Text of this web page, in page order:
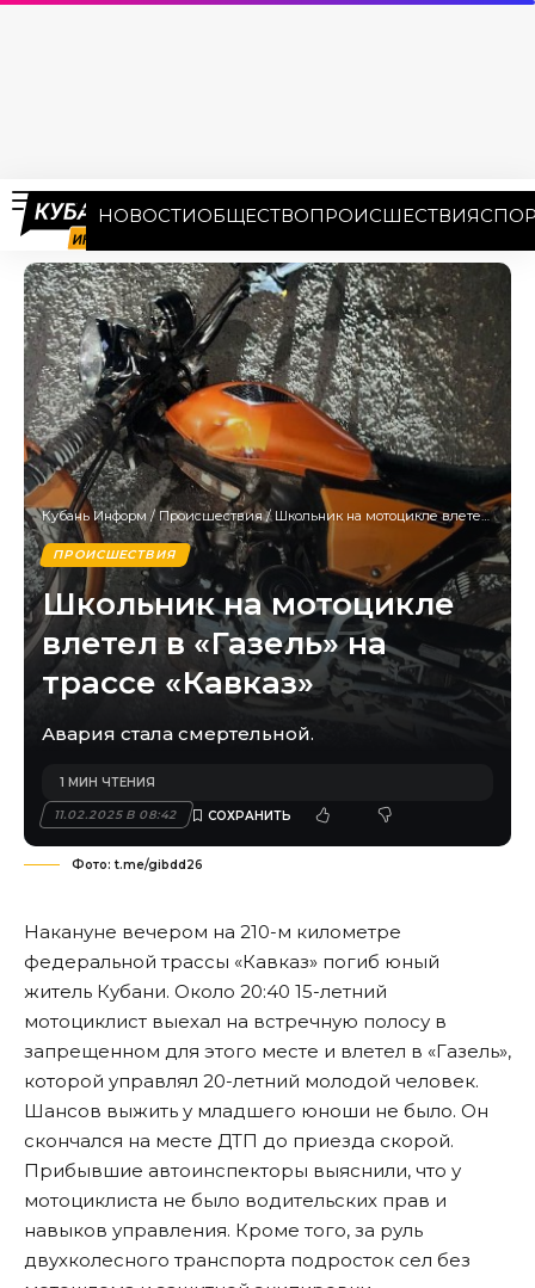
НОВОСТИОБЩЕСТВОПРОИСШЕСТВИЯ
Кубань Информ / Происшествия/ Школьник на мотоцикле влетел в «Газель» на трассе «Кавказ»
ПРОИСШЕСТВИЯ
Школьник на мотоцикле
влетел в «Газель» на
трассе «Кавказ»
Авария стала смертельной.
11.02.2025 В 08:42
1 МИН ЧТЕНИЯ
Фото: t.me/gibdd26
Накануне вечером на 210-м километре
федеральной трассы «Кавказ» погиб юный
житель Кубани. Около 20:40 15-летний
мотоциклист выехал на встречную полосу в
запрещенном для этого месте и влетел в «Газель»,
которой управлял 20-летний молодой человек.
Шансов выжить у младшего юноши не было. Он
скончался на месте ДТП до приезда скорой.
Прибывшие автоинспекторы выяснили, что у
мотоциклиста не было водительских прав и
навыков управления. Кроме того, за руль
двухколесного транспорта подросток сел без